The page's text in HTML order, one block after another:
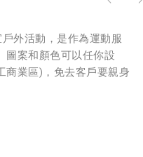
外活動，是作為運動服
圖案和顏色可以任你設
商業區)，免去客戶要親身